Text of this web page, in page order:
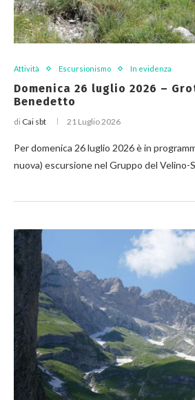
Attività Escursionismo In evidenza
Domenica 26 luglio 2026 –
Benedetto
di Cai sbt 21 Luglio 2026
Per domenica 26 luglio 2026 è in
nuova) escursione nel Gruppo del Velino-